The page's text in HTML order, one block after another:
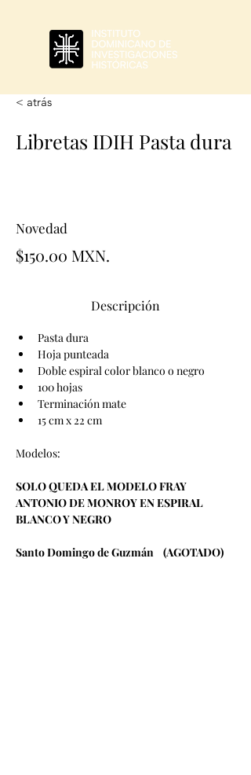
< atrás
Libretas IDIH Pasta dura
Novedad
$150.00 MXN.
Descripción
Pasta dura
Hoja punteada
Doble espiral color blanco o negro
100 hojas
Terminación mate
15 cm x 22 cm
Modelos:
SOLO QUEDA EL MODELO FRAY
ANTONIO DE MONROY EN ESPIRAL
BLANCO Y NEGRO
Santo Domingo de Guzmán    (AGOTADO)